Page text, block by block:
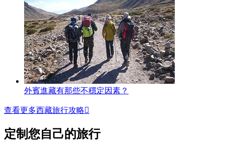
外賓進藏有那些不穩定因素？
查看更多西藏旅行攻略
定制您自己的旅行